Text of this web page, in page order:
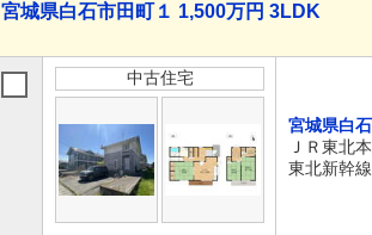
宮城県白石市田町１ 1,500万円 3LDK
中古住宅
宮城県白
ＪＲ東北
東北新幹